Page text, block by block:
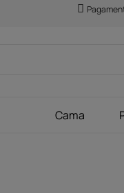
Cama